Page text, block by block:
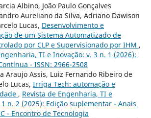
Albino, João Paulo Gonçalves
Aureliano da Silva, Adriano Dawison
Lucas, Desenvolvimento e
de um Sistema Automatizado de
por CLP e Supervisionado por IHM ,
TI e Inovação: v. 3 n. 1 (2026):
- ISSN: 2966-2508
Araujo Assis, Luiz Fernando Ribeiro de
Lucas, Irriga Tech: automação e
, Revista de Engenharia, TI e
n. 2 (2025): Edição suplementar - Anais
- Encontro de Tecnologia